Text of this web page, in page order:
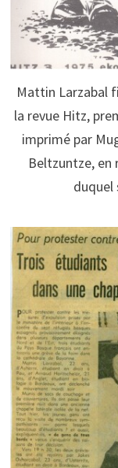
Mattin Larzabal
la revue Hitz,
imprimé par
Beltzuntze, en
duquel